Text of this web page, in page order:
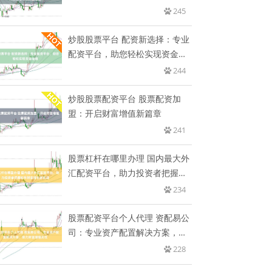
245
炒股股票平台 配资新选择：专业
配资平台，助您轻松实现资金增
244
炒股股票配资平台 股票配资加
盟：开启财富增值新篇章
241
股票杠杆在哪里办理 国内最大外
汇配资平台，助力投资者把握蛇
234
股票配资平台个人代理 资配易公
司：专业资产配置解决方案，助
228